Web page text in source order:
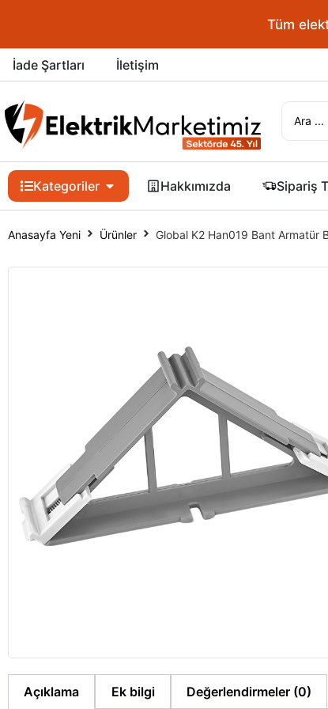
Tüm
İade Şartları İletişim
Kategoriler Hakkımızda Sipariş
Anasayfa Yeni Ürünler Global K2 Han019 Bant Armatür
Açıklama Ek bilgi Değerlendirmeler (0)